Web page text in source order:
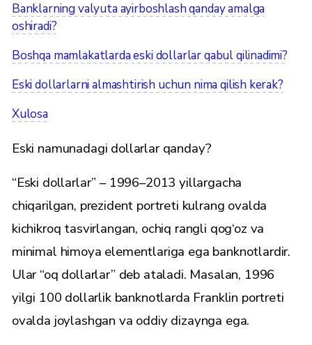
Banklarning valyuta ayirboshlash qanday amalga
oshiradi?
Boshqa mamlakatlarda eski dollarlar qabul qilinadimi?
Eski dollarlarni almashtirish uchun nima qilish kerak?
Xulosa
Eski namunadagi dollarlar qanday?
“Eski dollarlar” – 1996–2013 yillargacha
chiqarilgan, prezident portreti kulrang ovalda
kichikroq tasvirlangan, ochiq rangli qog‘oz va
minimal himoya elementlariga ega banknotlardir.
Ular “oq dollarlar” deb ataladi. Masalan, 1996
yilgi 100 dollarlik banknotlarda Franklin portreti
ovalda joylashgan va oddiy dizaynga ega.